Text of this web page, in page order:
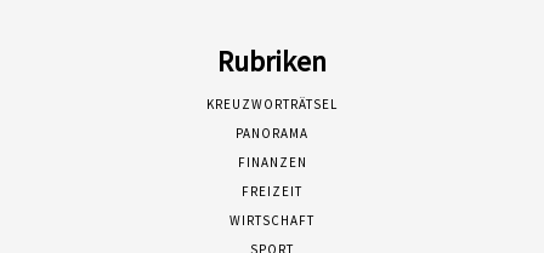
Rubriken
KREUZWORTRÄTSEL
PANORAMA
FINANZEN
FREIZEIT
WIRTSCHAFT